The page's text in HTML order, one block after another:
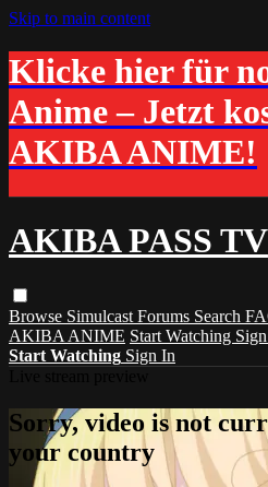
Skip to main content
Klicke hier für
Anime – Jetzt
AKIBA ANIME!
AKIBA PASS TV
Browse Simulcast Forums Search
AKIBA ANIME Start Watching
Start Watching Sign In
Sorry, video is not
your country